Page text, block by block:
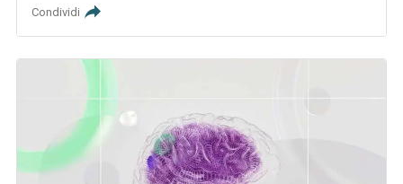
Condividi